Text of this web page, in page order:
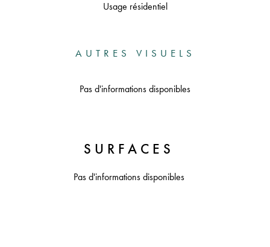
Usage résidentiel
AUTRES VISUELS
Pas d'informations disponibles
SURFACES
Pas d'informations disponibles